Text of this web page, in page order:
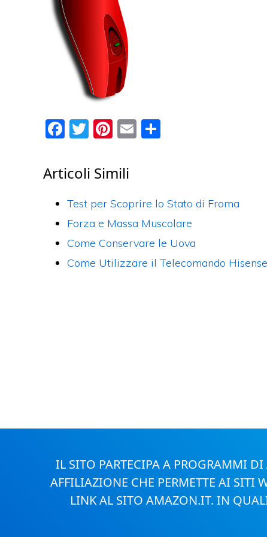
F
c
e
b
o
o
k
T
itt
er
Pi
er
e
st
E
vi
di
Articoli Simili
Test per Scoprire lo Stato di Froma
Forza e Massa Muscolare
Come Conservare le Uova
Come Utilizzare il Telecomando Hisense
IL SITO PARTECIPA A PROGRAMMI
AFFILIAZIONE CHE PERMETTE AI SITI
LINK AL SITO AMAZON.IT. IN